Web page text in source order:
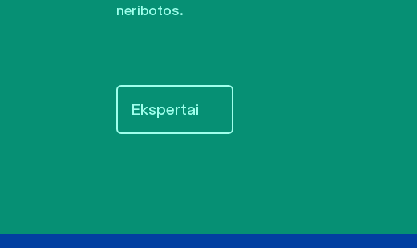
neribotos.
Ekspertai